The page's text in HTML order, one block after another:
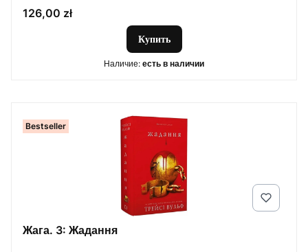
Цена
126,00 zł
Купить
Наличие: есть в наличии
Bestseller
Жага. 3: Жадання